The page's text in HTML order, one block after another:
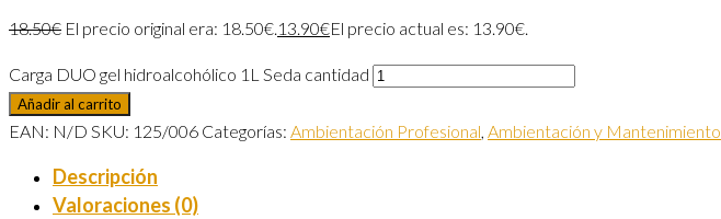
18.50€ El precio original era: 18.50€.13.90€El precio actual es: 13.90€.
Carga DUO gel hidroalcohólico 1L Seda cantidad
Añadir al carrito
EAN: N/D SKU: 125/006 Categorías: Ambientación Profesional, Ambientación y Mantenimiento
Descripción
Valoraciones (0)